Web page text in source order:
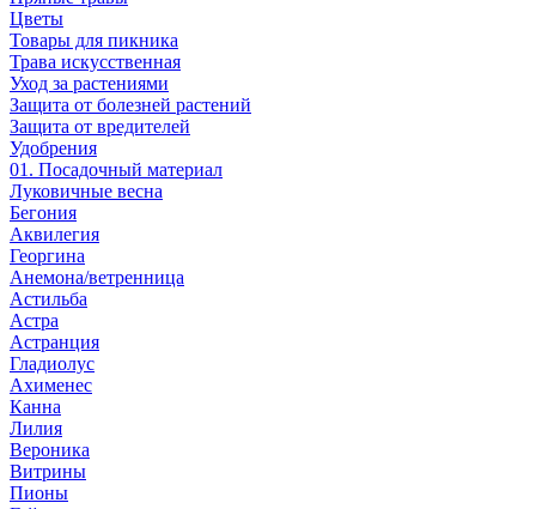
Цветы
Товары для пикника
Трава искусственная
Уход за растениями
Защита от болезней растений
Защита от вредителей
Удобрения
01. Посадочный материал
Луковичные весна
Бегония
Аквилегия
Георгина
Анемона/ветренница
Астильба
Астра
Астранция
Гладиолус
Ахименес
Канна
Лилия
Вероника
Витрины
Пионы